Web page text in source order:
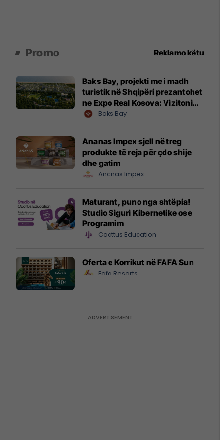
Promo Reklamo këtu
Baks Bay, projekti me i madh
turistik në Shqipëri prezantohet
ne Expo Real Kosova: Vizitoni
shtandin dhe zbuloni
Baks Bay
Ananas Impex sjell në treg
produkte të reja për çdo shije
dhe gatim
Ananas Impex
Maturant, puno nga shtëpia!
Studio Siguri Kibernetike ose
Programim
Cacttus Education
Oferta e Korrikut në FAFA Sun
Fafa Resorts